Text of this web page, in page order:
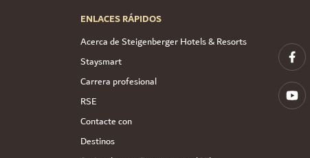
ENLACES RÁPIDOS
Acerca de Steigenberger Hotels & Resorts
Staysmart
Carrera profesional
RSE
Contacte con
Destinos